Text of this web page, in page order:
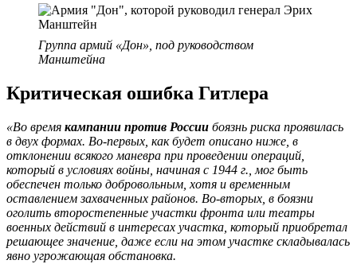
Группа армий «Дон», под руководством
Манштейна
Критическая ошибка Гитлера
«Во время кампании против России боязнь риска проявилась
в двух формах. Во-первых, как будет описано ниже, в
отклонении всякого маневра при проведении операций,
который в условиях войны, начиная с 1944 г., мог быть
обеспечен только добровольным, хотя и временным
оставлением захваченных районов. Во-вторых, в боязни
оголить второстепенные участки фронта или театры
военных действий в интересах участка, который приобретал
решающее значение, даже если на этом участке складывалась
явно угрожающая обстановка.